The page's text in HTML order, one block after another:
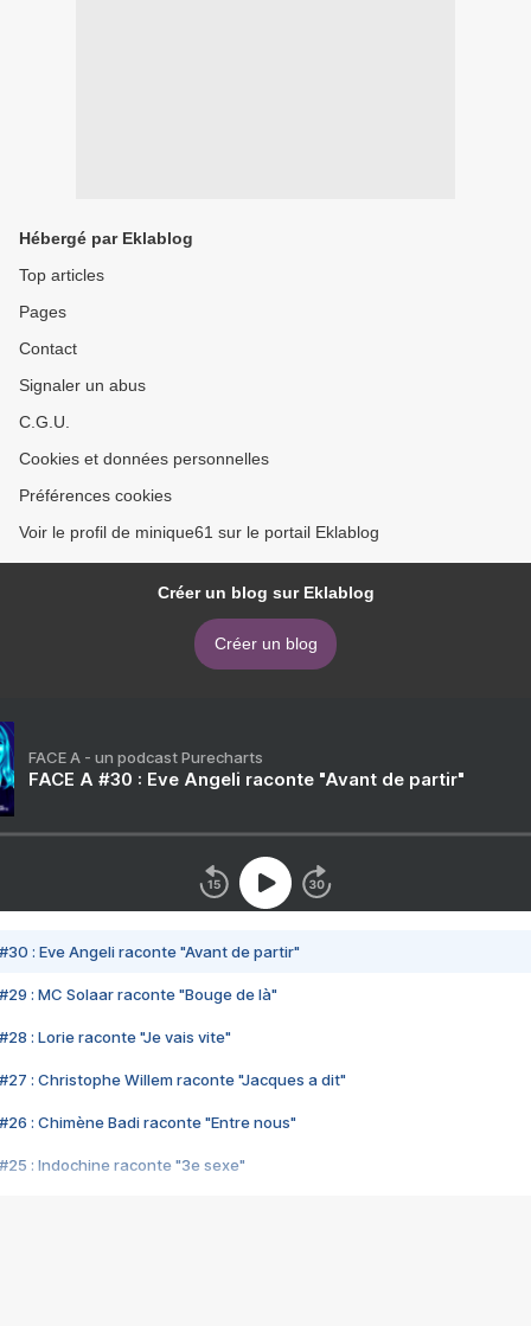
Hébergé par Eklablog
Top articles
Pages
Contact
Signaler un abus
C.G.U.
Cookies et données personnelles
Préférences cookies
Voir le profil de minique61 sur le portail Eklablog
Créer un blog sur Eklablog
Créer un blog
FACE A - un podcast Purecharts
FACE A #30 : Eve Angeli raconte "Avant de partir"
#30 : Eve Angeli raconte "Avant de partir"
#29 : MC Solaar raconte "Bouge de là"
#28 : Lorie raconte "Je vais vite"
#27 : Christophe Willem raconte "Jacques a dit"
#26 : Chimène Badi raconte "Entre nous"
#25 : Indochine raconte "3e sexe"